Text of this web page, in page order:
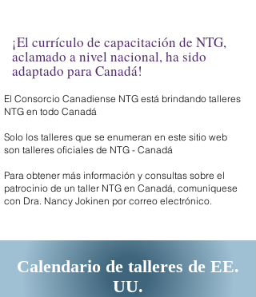
¡El currículo de capacitación de NTG,
aclamado a nivel nacional, ha sido
adaptado para Canadá!
El Consorcio Canadiense NTG está brindando talleres
NTG en todo Canadá
Solo los talleres que se enumeran en este sitio web
son talleres oficiales de NTG - Canadá
Para obtener más información y consultas sobre el
patrocinio de un taller NTG en Canadá, comuníquese
con Dra. Nancy Jokinen por correo electrónico.
Calendario de talleres de EE.
UU.